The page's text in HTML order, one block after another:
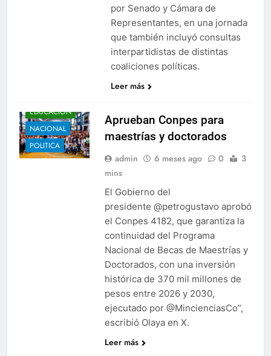
por Senado y Cámara de
Representantes, en una jornada
que también incluyó consultas
interpartidistas de distintas
coaliciones políticas.
Leer más
EDUCACIÓN
NACIONAL
POLITICA
Aprueban Conpes para
maestrías y doctorados
admin 6 meses ago 0
3
mins
El Gobierno del
presidente @petrogustavo aprobó
el Conpes 4182, que garantiza la
continuidad del Programa
Nacional de Becas de Maestrías y
Doctorados, con una inversión
histórica de 370 mil millones de
pesos entre 2026 y 2030,
ejecutado por @MincienciasCo”,
escribió Olaya en X.
Leer más